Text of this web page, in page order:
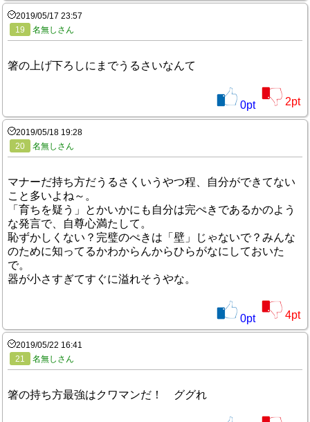
2019/05/17 23:57
19
名無しさん
箸の上げ下ろしにまでうるさいなんて
0pt 2pt
2019/05/18 19:28
20
名無しさん
マナーだ持ち方だうるさくいうやつ程、自分ができてない
こと多いよね～。
「育ちを疑う」とかいかにも自分は完ぺきであるかのよう
な発言で、自尊心満たして。
恥ずかしくない？完璧のぺきは「壁」じゃないで？みんな
のために知ってるかわからんからひらがなにしておいた
で。
器が小さすぎてすぐに溢れそうやな。
0pt 4pt
2019/05/22 16:41
21
名無しさん
箸の持ち方最強はクワマンだ！ ググれ